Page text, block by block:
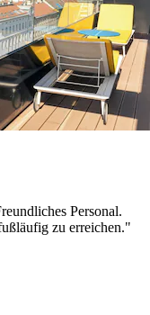
Personal.
zu erreichen."